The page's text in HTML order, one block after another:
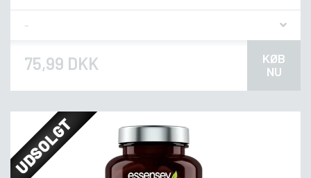
75,99 DKK
KØB
NU
UDSOLGT